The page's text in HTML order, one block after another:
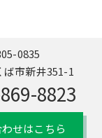
0835
ば市新井351-1
8823
せはこちら